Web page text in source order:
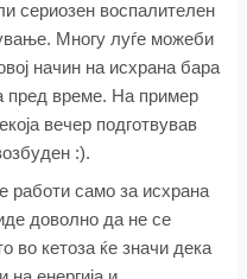
сериозен воспалителен
Многу луѓе можеби
начин на исхрана бара
пред време. На пример
вечер подготвував
:).
работи само за исхрана
доволно да не се
во кетоза ќе значи дека